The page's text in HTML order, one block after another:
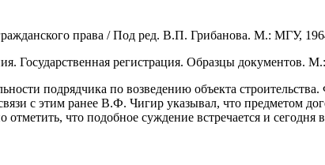
права / Под ред. В.П. Грибанова. М.: МГУ,
регистрация. Образцы документов.
подрядчика по возведению объекта
с этим ранее В.Ф. Чигир указывал, что предметом
что подобное суждение встречается и сегодня